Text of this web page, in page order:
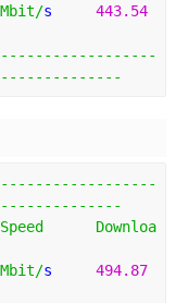
Mbit/s 443.54
Speed
Downloa
Mbit/s 494.87